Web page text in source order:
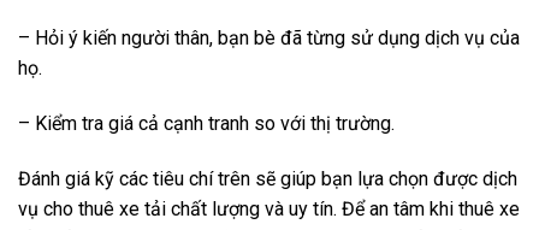
– Hỏi ý kiến người thân, bạn bè đã từng sử dụng dịch vụ của
họ.
– Kiểm tra giá cả cạnh tranh so với thị trường.
Đánh giá kỹ các tiêu chí trên sẽ giúp bạn lựa chọn được dịch
vụ cho thuê xe tải chất lượng và uy tín. Để an tâm khi thuê xe